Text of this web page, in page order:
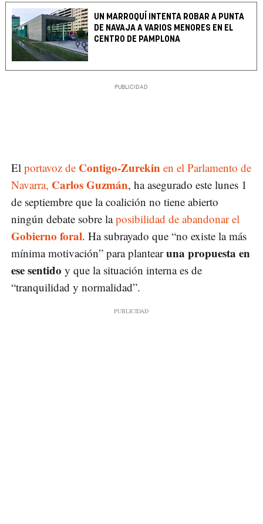
UN MARROQUÍ INTENTA ROBAR A PUNTA
DE NAVAJA A VARIOS MENORES EN EL
CENTRO DE PAMPLONA
El portavoz de Contigo-Zurekin en el Parlamento de
Navarra, Carlos Guzmán, ha asegurado este lunes 1
de septiembre que la coalición no tiene abierto
ningún debate sobre laposibilidad de abandonar el
Gobierno foral. Ha subrayado que “no existe la más
mínima motivación” para plantearuna propuesta en
ese sentido y que la situación interna es de
“tranquilidad y normalidad”.